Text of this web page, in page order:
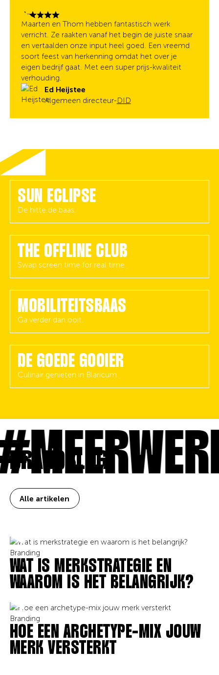
Maarten en Thom hebben fantastisch werk
verricht. Ze raakten vanaf het begin de juiste snaar
en vertaalden onze input heel goed. Een vreemd
soort feest van herkenning omdat het over je
eigen bedrijf gaat. Met een super prijs-kwaliteit
verhouding.
Ed Heijstee
Algemeen directeur-DID
SUN ECLIPSE
De hitte de baas.
THE OFFLINE CLUB
Swap screen time for real time.
MOBILITEITSBAAS
Ga verder dan ooit.
DE GOEDE GOOIER
Culinair genieten in Blaricum.
BRANDBLOG.
Alle artikelen
Branding
WAT IS MERKSTRATEGIE EN
WAAROM IS HET BELANGRIJK?
Branding
HOE EEN ARCHETYPE-MIX JOUW
MERK VERSTERKT